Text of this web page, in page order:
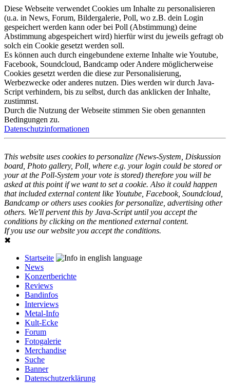
Diese Webseite verwendet Cookies um Inhalte zu personalisieren
(u.a. in News, Forum, Bildergalerie, Poll, wo z.B. dein Login
gespeichert werden kann oder bei Poll (Abstimmung) deine
Abstimmung abgespeichert wird) hierfür wirst du jeweils gefragt ob
solch ein Cookie gesetzt werden soll.
Es können auch durch eingebundene externe Inhalte wie Youtube,
Facebook, Soundcloud, Bandcamp oder Andere möglicherweise
Cookies gesetzt werden die diese zur Personalisierung,
Werbezwecke oder anderes nutzen. Dies werden wir durch Java-
Script verhindern, bis zu selbst, durch das anklicken der Inhalte,
zustimmst.
Durch die Nutzung der Webseite stimmen Sie oben genannten
Bedingungen zu.
Datenschutzinformationen
This website uses cookies to personalize (News-System, Diskussion
board, Photo gallery, Poll, where e.g. your login could be stored or
your at the Poll-System your vote is stored) therefore you will be
asked at this point if we want to set a cookie. Also it could happen
that included external content like Youtube, Facebook, Soundcloud,
Bandcamp or others uses cookies for personalize, advertising other
others. We'll pervent this by Java-Script until you accept the
conditions by clicking on the mentioned external content.
If you use our website you accept the conditions.
✖
Startseite
News
Konzertberichte
Reviews
Bandinfos
Interviews
Metal-Info
Kult-Ecke
Forum
Fotogalerie
Merchandise
Suche
Banner
Datenschutzerklärung